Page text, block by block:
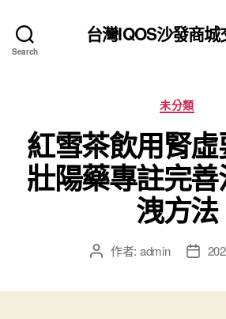
Search
台灣IQOS沙發商城
分
類
未分類
紅雪茶飲用腎
壯陽藥專註完
洩方法
文 作者: admin
文